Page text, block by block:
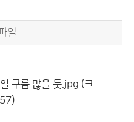
일
구름 많을 듯.jpg (크